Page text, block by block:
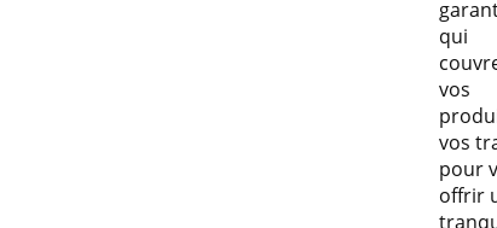
qui
vos
vos
pour
offrir